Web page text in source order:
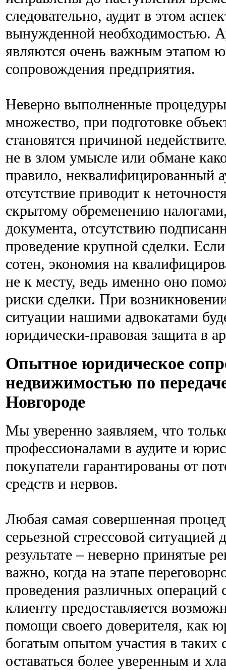
следовательно, аудит в этом
вынужденной необходимостью.
являются очень важным этапом
сопровождения предприятия.
Неверно выполненные
множество, при подготовке
становятся причиной
не в злом умысле или обмане
правило, неквалифицированный
отсутствие приводит к
скрытому обременению
документа, отсутствию
проведение крупной сделки.
сотен, экономия на
не к месту, ведь именно оно
риски сделки. При
ситуации нашими адвокатами
юридически-правовая защита в
Опытное юридическое
недвижимостью по
Новгороде
Мы уверенно заявляем, что
профессионалами в аудите и
покупатели гарантированы от
средств и нервов.
Любая самая совершенная
серьезной стрессовой ситуацией
результате – неверно принятые
важно, когда на этапе
проведения различных
клиенту предоставляется
помощи своего доверителя, как
богатым опытом участия в таких
оставаться более уверенным и